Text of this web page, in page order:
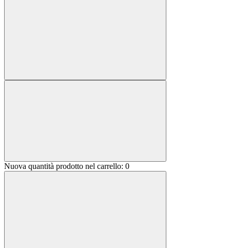
Nuova quantità prodotto nel carrello: 0